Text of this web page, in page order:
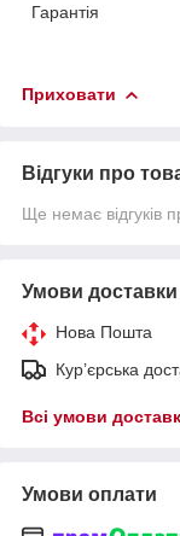
Гарантія
Приховати
Відгуки про
Ще немає відгуків
Умови доставки
Нова Пошта
Кур’єрська
Всі умови
Умови оплати